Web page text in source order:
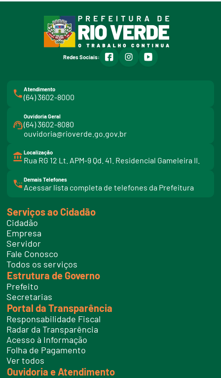
Redes Sociais: facebookinstagramyoutube
Atendimento
(64) 3602-8000
Ouvidoria Geral
(64) 3602-8080
ouvidoria@rioverde.go.gov.br
Localização
Rua RG 12 Lt. APM-9 Qd. 41. Residencial Gameleira II.
Demais Telefones
Acessar lista completa de telefones da Prefeitura
i
t
e
l
f
o
e
s
Serviços ao Cidadão
Cidadão
Empresa
Servidor
Fale Conosco
Todos os serviços
Estrutura de Governo
Prefeito
Secretarias
Portal da Transparência
Responsabilidade Fiscal
Radar da Transparência
Acesso à Informação
Folha de Pagamento
Ver todos
Ouvidoria e Atendimento